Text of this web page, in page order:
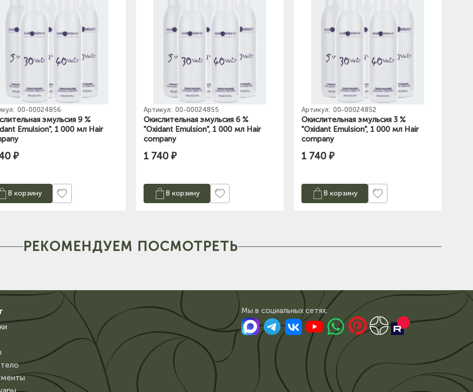
00-00024856
эмульсия 9 %
Emulsion", 1 000 мл Hair
₽
В корзину
Артикул: 00-00024855
Окислительная эмульсия 6 %
"Oxidant Emulsion", 1 000 мл Hair
company
1 740 ₽
В корзину
Артикул: 00-00024852
Окислительная эмульсия 3 %
"Oxidant Emulsion", 1 000 мл Hair
company
1 740 ₽
В корзину
РЕКОМЕНДУЕМ ПОСМОТРЕТЬ
Мы в сoциальных сетях: